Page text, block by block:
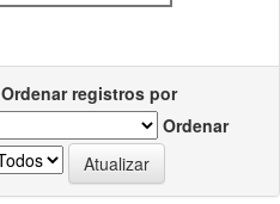
Ordenar registros por
Ordenar